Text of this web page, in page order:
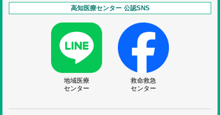
高知医療センター 公認SNS
地域医療
センター
救命救急
センター